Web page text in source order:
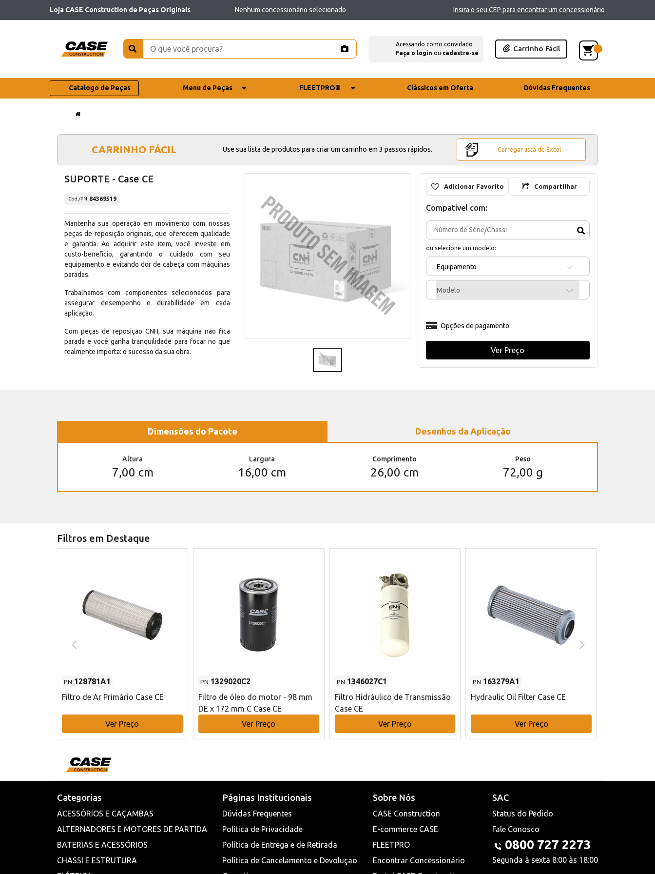
Loja CASE Construction de Peças Originais Nenhum concessionário selecionado Insira o seu CEP para encontrar um concessionário
Acessando como convidado
Faça o login ou cadastre-se
Carrinho Fácil
Catalogo de Peças Menu de Peças FLEETPRO® Clássicos em Oferta Dúvidas Frequentes
CARRINHO FÁCIL Use sua lista de produtos para criar um carrinho em 3 passos rápidos. Carregar lista de Excel
SUPORTE - Case CE
Cód./PN 84369519
Mantenha sua operação em movimento com nossas
peças de reposição originais, que oferecem qualidade
e garantia. Ao adquirir este item, você investe em
custo-benefício, garantindo o cuidado com seu
equipamento e evitando dor de cabeça com máquinas
paradas.
Trabalhamos com componentes selecionados para
assegurar desempenho e durabilidade em cada
aplicação.
Com peças de reposição CNH, sua máquina não fica
parada e você ganha tranquilidade para focar no que
realmente importa: o sucesso da sua obra.
Adicionar Favorito Compartilhar
Compativel com:
ou selecione um modelo:
Equipamento
Modelo
Opções de pagamento
Ver Preço
Dimensões do Pacote Desenhos da Aplicação
Altura
7,00 cm
Largura
16,00 cm
Comprimento
26,00 cm
Peso
72,00 g
Filtros em Destaque
PN 128781A1
Filtro de Ar Primário Case CE
Ver Preço
PN 1329020C2
Filtro de óleo do motor - 98 mm
DE x 172 mm C Case CE
Ver Preço
PN 1346027C1
Filtro Hidráulico de Transmissão
Case CE
Ver Preço
PN 163279A1
Hydraulic Oil Filter Case CE
Ver Preço
Categorias
ACESSÓRIOS E CAÇAMBAS
ALTERNADORES E MOTORES DE PARTIDA
BATERIAS E ACESSÓRIOS
CHASSI E ESTRUTURA
Páginas Institucionais
Dúvidas Frequentes
Política de Privacidade
Política de Entrega e de Retirada
Política de Cancelamento e Devoluçao
Sobre Nós
CASE Construction
E-commerce CASE
FLEETPRO
Encontrar Concessionário
SAC
Status do Pedido
Fale Conosco
0800 727 2273
Segunda à sexta 8:00 às 18:00